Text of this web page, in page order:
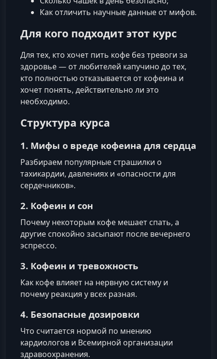
Как отличить научные данные от мифов.
Для кого подходит этот курс
Для тех, кто хочет пить кофе без тревоги за
здоровье — от любителей капучино до тех,
кто полностью отказывается от кофеина и
хочет понять, действительно ли это
необходимо.
Структура курса
1. Мифы о вреде кофеина для сердца
Разбираем популярные страшилки о
тахикардии, давлениях и «опасности для
сердечников».
2. Кофеин и сон
Почему некоторым кофе мешает спать, а
другие спокойно засыпают после вечернего
эспрессо.
3. Кофеин и тревожность
Как кофе влияет на нервную систему и
почему реакция у всех разная.
4. Безопасные дозировки
Что считается нормой по мнению
кардиологов и Всемирной организации
здравоохранения.